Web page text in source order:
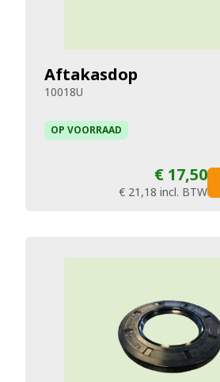
Aftakasdop
10018U
OP VOORRAAD
€ 17,50
€ 21,18 incl. BTW